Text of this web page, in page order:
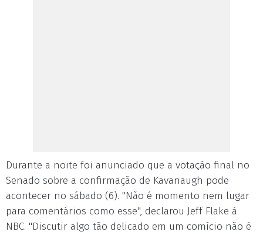
Durante a noite foi anunciado que a votação final no
Senado sobre a confirmação de Kavanaugh pode
acontecer no sábado (6). "Não é momento nem lugar
para comentários como esse", declarou Jeff Flake à
NBC. "Discutir algo tão delicado em um comício não é